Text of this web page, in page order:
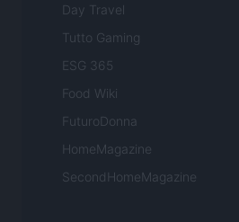
Day Travel
Tutto Gaming
ESG 365
Food Wiki
FuturoDonna
HomeMagazine
SecondHomeMagazine